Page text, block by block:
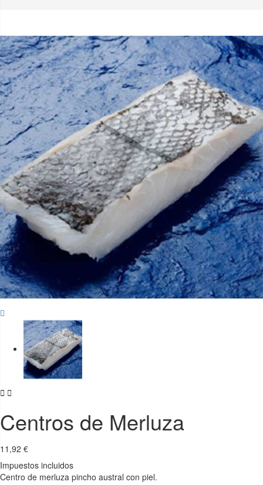
 
Centros de Merluza
11,92 €
Impuestos incluidos
Centro de merluza pincho austral con piel.